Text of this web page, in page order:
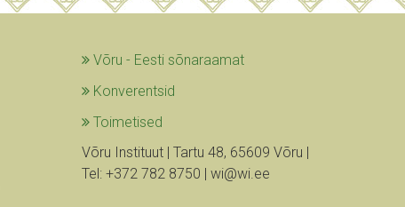
Võru - Eesti sõnaraamat
Konverentsid
Toimetised
Võru Instituut | Tartu 48, 65609 Võru |
Tel: +372 782 8750 | wi@wi.ee